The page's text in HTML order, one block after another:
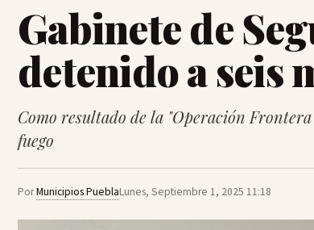
Gabinete de
detenido a seis
Como resultado de la "Operación
fuego
PorMunicipios PueblaLunes, Septiembre 1, 2025 11:18